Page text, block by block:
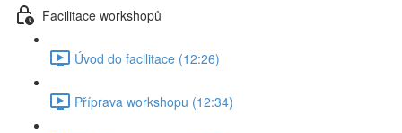
Facilitace workshopů
Úvod do facilitace (12:26)
Příprava workshopu (12:34)